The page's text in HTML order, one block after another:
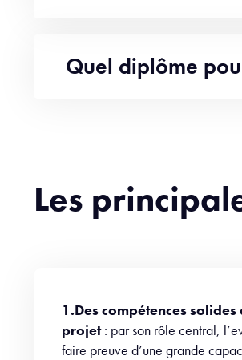
Quel diplôme
Les
1.Des compétences
projet: par son rôle central,
faire preuve d’une grande